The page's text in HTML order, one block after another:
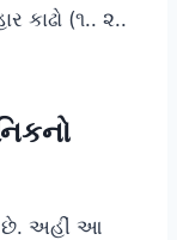
કાઢો (૧.. ૨..
છે. અહીં આ